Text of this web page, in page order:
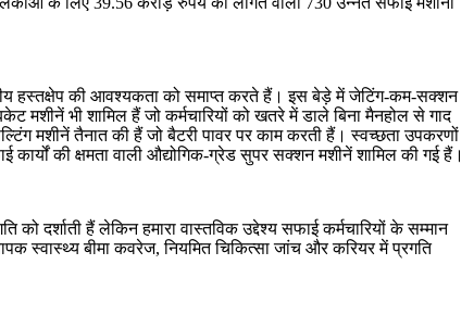
हस्तक्षेप की आवश्यकता को समाप्त करते हैं। इस बेड़े में जेटिंग-कम-सक्शन
भी शामिल हैं जो कर्मचारियों को खतरे में डाले बिना मैनहोल से गाद
मशीनें तैनात की हैं जो बैटरी पावर पर काम करती हैं। स्वच्छता उपकरणों
की क्षमता वाली औद्योगिक-ग्रेड सुपर सक्शन मशीनें शामिल की गई हैं।
दर्शाती हैं लेकिन हमारा वास्तविक उद्देश्य सफाई कर्मचारियों के सम्मान
स्वास्थ्य बीमा कवरेज, नियमित चिकित्सा जांच और करियर में प्रगति